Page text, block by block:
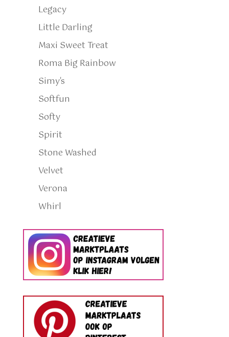
Legacy
Little Darling
Maxi Sweet Treat
Roma Big Rainbow
Simy's
Softfun
Softy
Spirit
Stone Washed
Velvet
Verona
Whirl